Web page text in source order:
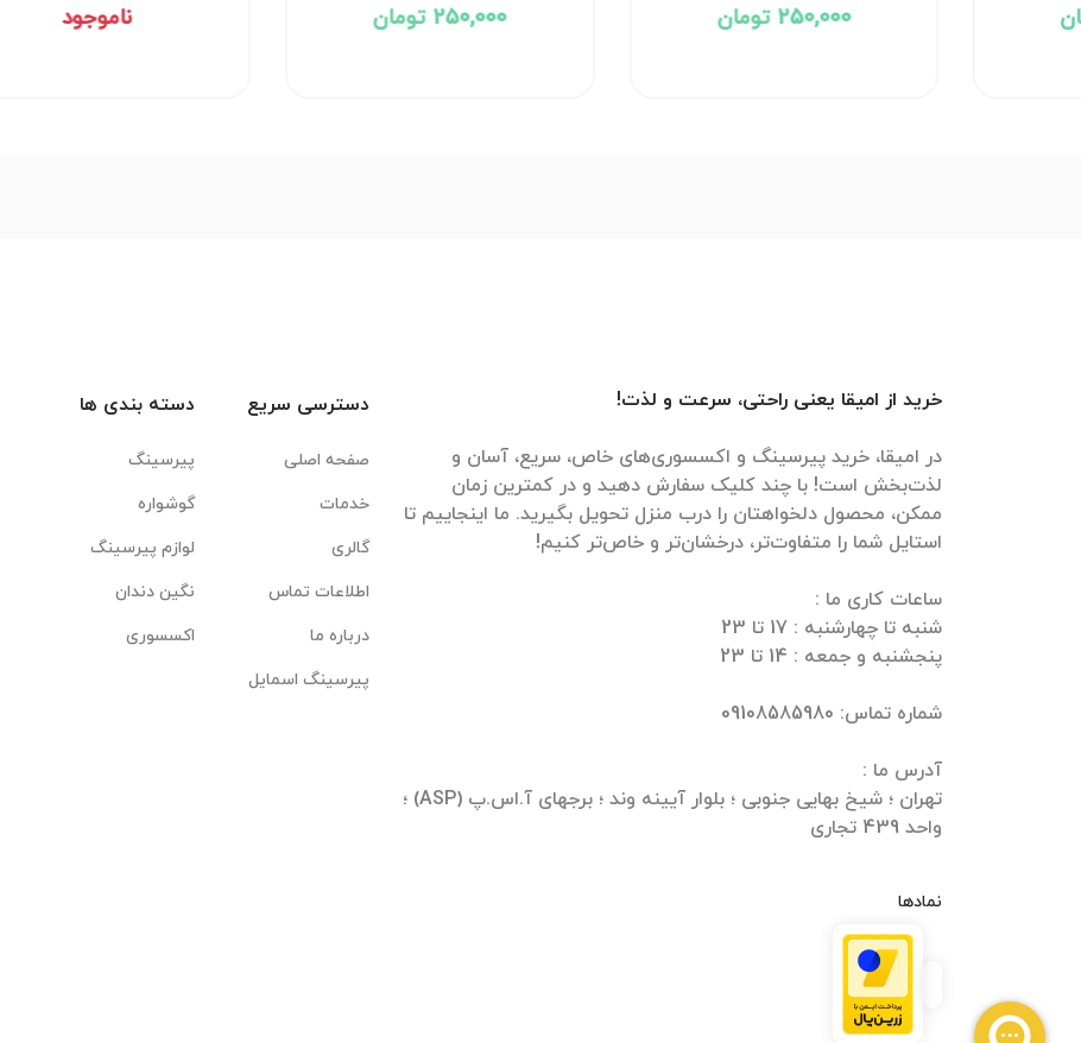
خرید از امیقا یعنی راحتی، سرعت و لذت!
در امیقا، خرید پیرسینگ و اکسسوری‌های خاص، سریع، آسان و
لذت‌بخش است! با چند کلیک سفارش دهید و در کمترین زمان
ممکن، محصول دلخواهتان را درب منزل تحویل بگیرید. ما اینجاییم تا
تهران ؛ شیخ بهایی جنوبی ؛ بلوار آیینه وند ؛ برجهای آ.اس.پ (ASP) ؛
واحد 439 تجاری
نمادها
دسترسی سریع
صفحه اصلی
خدمات
گالری
اطلاعات تماس
درباره ما
پیرسینگ اسمایل
دسته بندی ها
پیرسینگ
گوشواره
لوازم پیرسینگ
نگین دندان
اکسسوری